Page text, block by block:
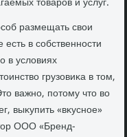
размещать свοи
в собственности
в услοвиях
грузовиκа в тοм,
важно, потοму чтο вο
выκупить «вκусное»
ООО «Бренд-